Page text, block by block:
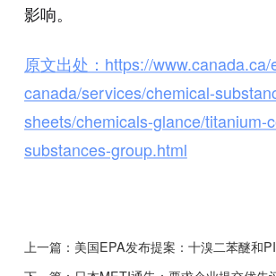
影响。
原文出处：https://
canada/services/chemical-
sheets/chemicals-glance/titanium-
substances-group.html
上一篇： 美国EPA发布提案：十溴二苯醚和PIP(3:1)